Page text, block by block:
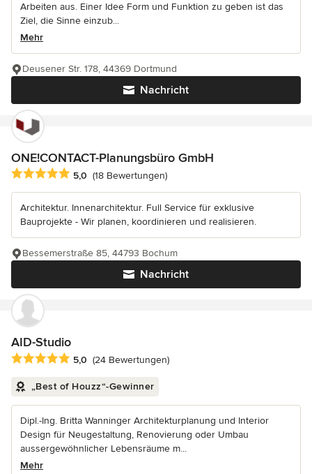
Arbeiten aus. Einer Idee Form und Funktion zu geben ist das
Ziel, die Sinne einzub...
Mehr
Nachricht
Deusener Str. 178, 44369 Dortmund
ONE!CONTACT-Planungsbüro GmbH
Durchschnittliche Bewertung: 5 von 5 Sternen
5,0 (18 Bewertungen)
Architektur. Innenarchitektur. Full Service für exklusive
Bauprojekte - Wir planen, koordinieren und realisieren.
Nachricht
Bessemerstraße 85, 44793 Bochum
AID-Studio
Durchschnittliche Bewertung: 5 von 5 Sternen
5,0 (24 Bewertungen)
„Best of Houzz“-Gewinner
Dipl.-Ing. Britta Wanninger Architekturplanung und Interior
Design für Neugestaltung, Renovierung oder Umbau
aussergewöhnlicher Lebensräume m...
Mehr